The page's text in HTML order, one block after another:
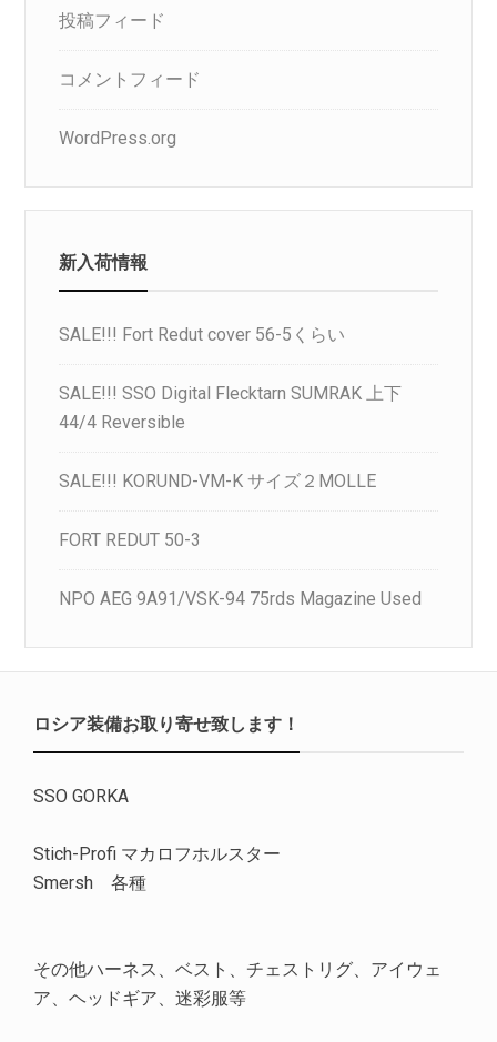
投稿フィード
コメントフィード
WordPress.org
新入荷情報
SALE!!! Fort Redut cover 56-5くらい
SALE!!! SSO Digital Flecktarn SUMRAK 上下
44/4 Reversible
SALE!!! KORUND-VM-K サイズ２MOLLE
FORT REDUT 50-3
NPO AEG 9A91/VSK-94 75rds Magazine Used
ロシア装備お取り寄せ致します！
SSO GORKA
Stich-Profi マカロフホルスター
Smersh 各種
その他ハーネス、ベスト、チェストリグ、アイウェ
ア、ヘッドギア、迷彩服等